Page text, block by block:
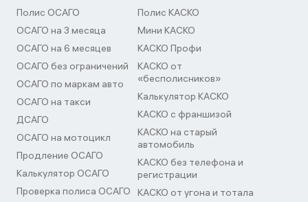
Полис ОСАГО
ОСАГО на 3 месяца
ОСАГО на 6 месяцев
ОСАГО без ограничений
ОСАГО по маркам авто
ОСАГО на такси
ДСАГО
ОСАГО на мотоцикл
Продление ОСАГО
Калькулятор ОСАГО
Проверка полиса ОСАГО
Полис КАСКО
Мини КАСКО
КАСКО Профи
КАСКО от
«бесполисников»
Калькулятор КАСКО
КАСКО с франшизой
КАСКО на старый
автомобиль
КАСКО без телефона и
регистрации
КАСКО от угона и тотала